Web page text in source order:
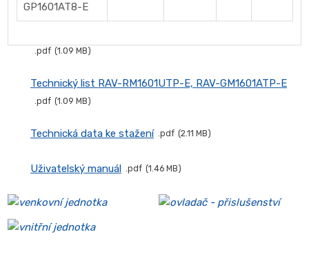
GP1601AT8-E
pdf 1.09 MB
Technický list RAV-RM1601UTP-E, RAV-GM1601ATP-E
pdf 1.09 MB
Technická data ke stažení pdf 2.11 MB
Uživatelský manuál pdf 1.46 MB